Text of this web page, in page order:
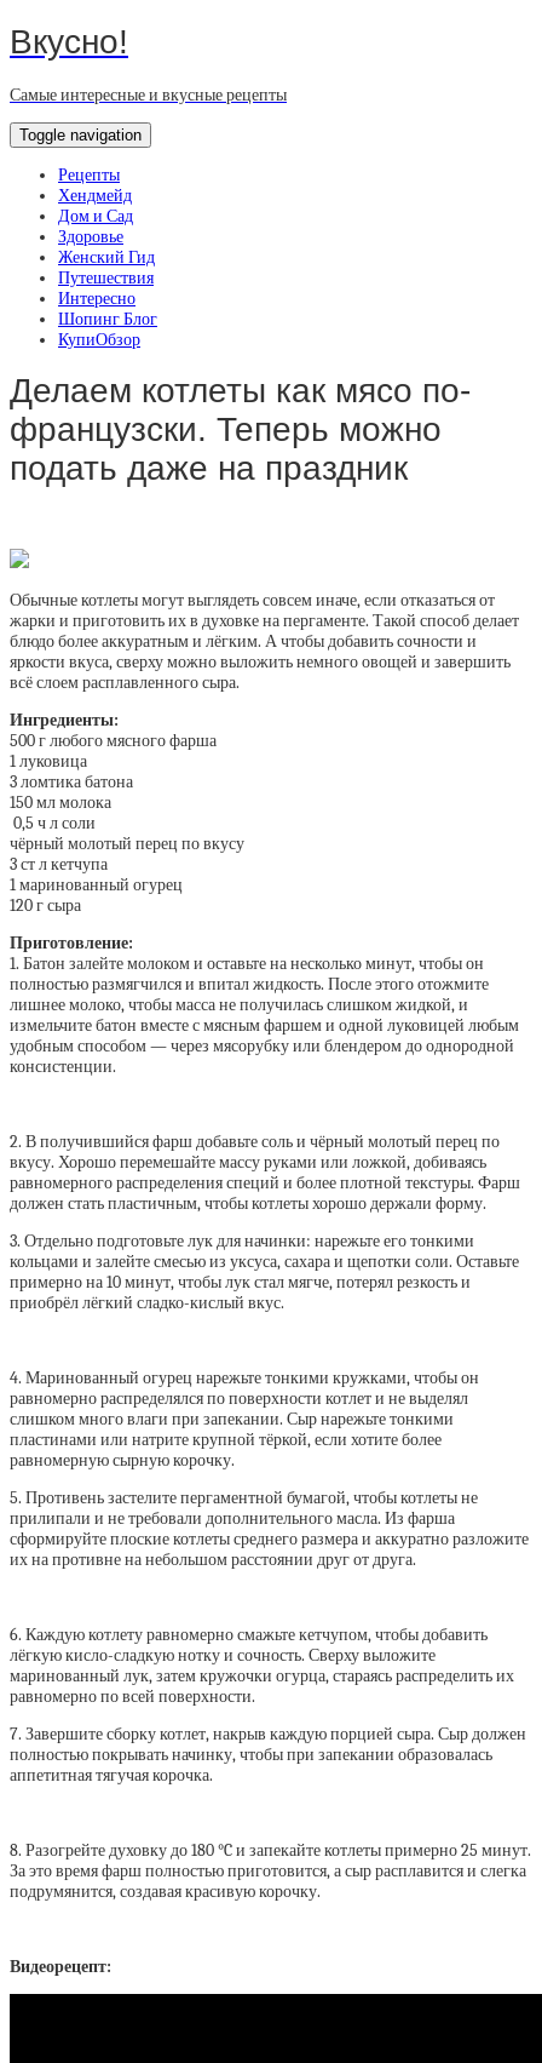
Вкусно!
Самые интересные и вкусные рецепты
Toggle navigation
Рецепты
Хендмейд
Дом и Сад
Здоровье
Женский Гид
Путешествия
Интересно
Шопинг Блог
КупиОбзор
Делаем котлеты как мясо по-
французски. Теперь можно
подать даже на праздник
Обычные котлеты могут выглядеть совсем иначе, если отказаться от
жарки и приготовить их в духовке на пергаменте. Такой способ делает
блюдо более аккуратным и лёгким. А чтобы добавить сочности и
яркости вкуса, сверху можно выложить немного овощей и завершить
всё слоем расплавленного сыра.
Ингредиенты:
500 г любого мясного фарша
1 луковица
3 ломтика батона
150 мл молока
0,5 ч л соли
чёрный молотый перец по вкусу
3 ст л кетчупа
1 маринованный огурец
120 г сыра
Приготовление:
1. Батон залейте молоком и оставьте на несколько минут, чтобы он
полностью размягчился и впитал жидкость. После этого отожмите
лишнее молоко, чтобы масса не получилась слишком жидкой, и
измельчите батон вместе с мясным фаршем и одной луковицей любым
удобным способом — через мясорубку или блендером до однородной
консистенции.
2. В получившийся фарш добавьте соль и чёрный молотый перец по
вкусу. Хорошо перемешайте массу руками или ложкой, добиваясь
равномерного распределения специй и более плотной текстуры. Фарш
должен стать пластичным, чтобы котлеты хорошо держали форму.
3. Отдельно подготовьте лук для начинки: нарежьте его тонкими
кольцами и залейте смесью из уксуса, сахара и щепотки соли. Оставьте
примерно на 10 минут, чтобы лук стал мягче, потерял резкость и
приобрёл лёгкий сладко-кислый вкус.
4. Маринованный огурец нарежьте тонкими кружками, чтобы он
равномерно распределялся по поверхности котлет и не выделял
слишком много влаги при запекании. Сыр нарежьте тонкими
пластинами или натрите крупной тёркой, если хотите более
равномерную сырную корочку.
5. Противень застелите пергаментной бумагой, чтобы котлеты не
прилипали и не требовали дополнительного масла. Из фарша
сформируйте плоские котлеты среднего размера и аккуратно разложите
их на противне на небольшом расстоянии друг от друга.
6. Каждую котлету равномерно смажьте кетчупом, чтобы добавить
лёгкую кисло-сладкую нотку и сочность. Сверху выложите
маринованный лук, затем кружочки огурца, стараясь распределить их
равномерно по всей поверхности.
7. Завершите сборку котлет, накрыв каждую порцией сыра. Сыр должен
полностью покрывать начинку, чтобы при запекании образовалась
аппетитная тягучая корочка.
8. Разогрейте духовку до 180 °C и запекайте котлеты примерно 25 минут.
За это время фарш полностью приготовится, а сыр расплавится и слегка
подрумянится, создавая красивую корочку.
Видеорецепт: